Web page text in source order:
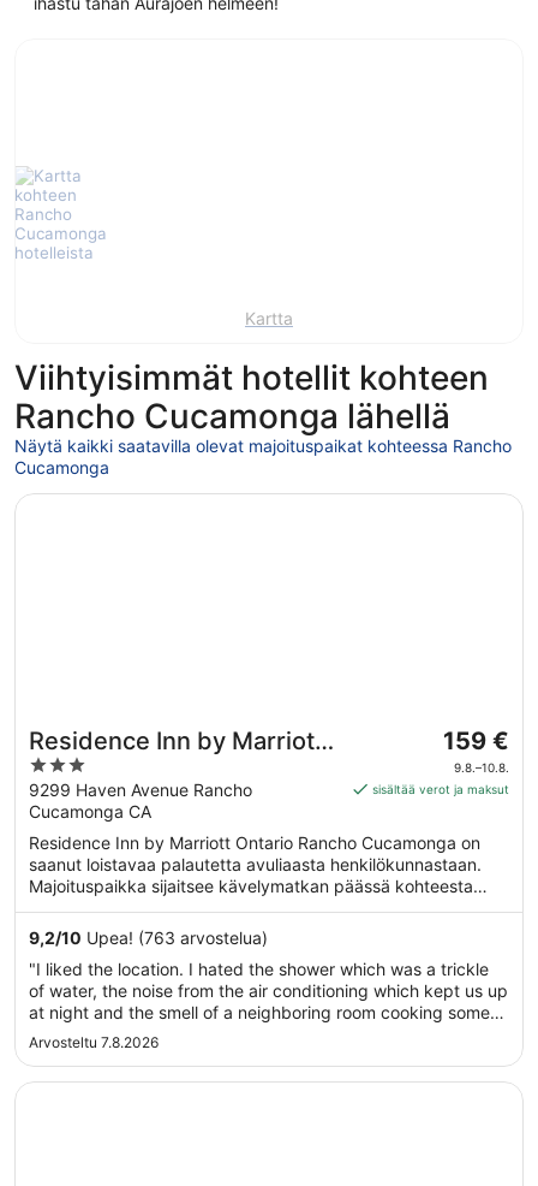
Kartta
Viihtyisimmät hotellit kohteen
Rancho Cucamonga lähellä
Näytä kaikki saatavilla olevat majoituspaikat kohteessa Rancho
Cucamonga
Residence Inn by Marriott
Ontario Rancho
Cucamonga
3
out
of
5
9299 Haven Avenue Rancho
Cucamonga CA
Hinta
on
159 €
ajalle
9.8.
159 €
9.8.–10.8.
sisältää verot ja maksut
Residence Inn by Marriott Ontario Rancho Cucamonga on
saanut loistavaa palautetta avuliaasta henkilökunnastaan.
Majoituspaikka sijaitsee kävelymatkan päässä kohteesta
Toyota Arena. Majoituspaikka tarjoaa asiakkailleen
esimerkiksi ilmaisen aamiaisen, ilmaisen Wi-Fi-yhteyden
yleisissä tiloissa ja ilmaiset lentokenttäkuljetukset.
9,2/10 Upea! (763 arvostelua)
"I liked the location. I hated the shower which was a trickle
of water, the noise from the air conditioning which kept us up
at night and the smell of a neighboring room cooking some
terrible smelling food. It stunk to high heaven. Gross. We
..."
Arvosteltu 7.8.2026
Avautuu uuteen ikkunaan
Residence Inn by Marriott Ontario Rancho Cucamonga
Avautuu uuteen ikkunaan
Best Western Plus Heritage Inn Ontario Rancho